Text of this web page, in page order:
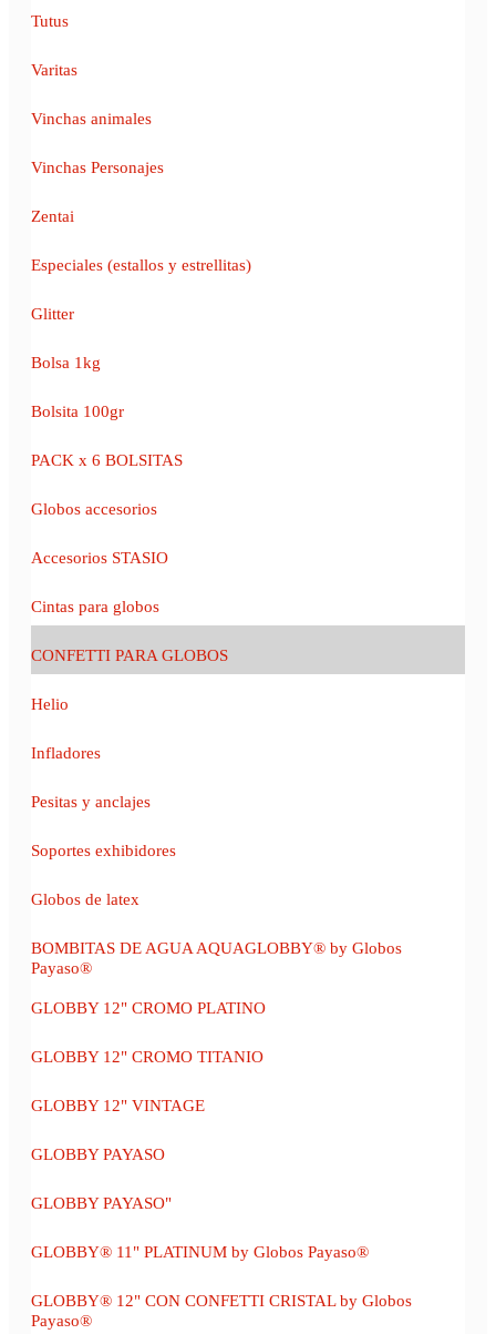
Tutus
Varitas
Vinchas animales
Vinchas Personajes
Zentai
Especiales (estallos y estrellitas)
Glitter
Bolsa 1kg
Bolsita 100gr
PACK x 6 BOLSITAS
Globos accesorios
Accesorios STASIO
Cintas para globos
CONFETTI PARA GLOBOS
Helio
Infladores
Pesitas y anclajes
Soportes exhibidores
Globos de latex
BOMBITAS DE AGUA AQUAGLOBBY® by Globos
Payaso®
GLOBBY 12" CROMO PLATINO
GLOBBY 12" CROMO TITANIO
GLOBBY 12" VINTAGE
GLOBBY PAYASO
GLOBBY PAYASO"
GLOBBY® 11" PLATINUM by Globos Payaso®
GLOBBY® 12" CON CONFETTI CRISTAL by Globos
Payaso®